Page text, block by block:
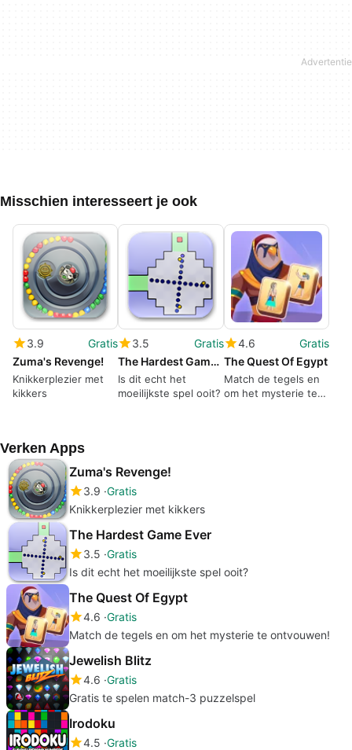
Misschien interesseert je ook
3.9
Gratis
Zuma's Revenge!
Knikkerplezier met
kikkers
3.5
Gratis
The Hardest Game Ever
Is dit echt het
moeilijkste spel ooit?
4.6
Gratis
The Quest Of Egypt
Match de tegels en
om het mysterie te
Verken Apps
Zuma's Revenge!
3.9 Gratis
Knikkerplezier met kikkers
The Hardest Game Ever
3.5 Gratis
Is dit echt het moeilijkste spel ooit?
The Quest Of Egypt
4.6 Gratis
Match de tegels en om het mysterie te ontvouwen!
Jewelish Blitz
4.6 Gratis
Gratis te spelen match-3 puzzelspel
Irodoku
4.5 Gratis